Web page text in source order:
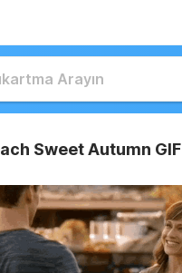
Sweet Autumn GIF